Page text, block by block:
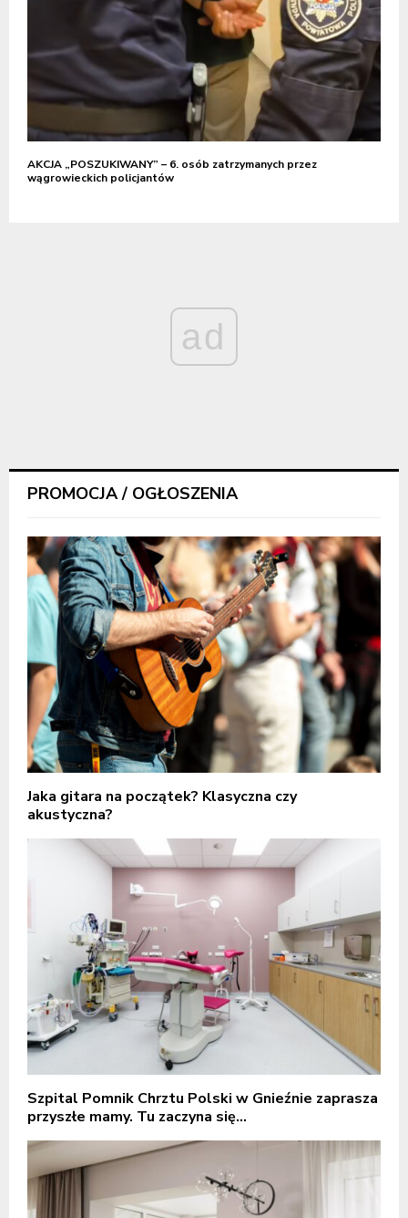
AKCJA „POSZUKIWANY” – 6. osób zatrzymanych przez
wągrowieckich policjantów
ad
PROMOCJA / OGŁOSZENIA
Jaka gitara na początek? Klasyczna czy
akustyczna?
Szpital Pomnik Chrztu Polski w Gnieźnie zaprasza
przyszłe mamy. Tu zaczyna się...